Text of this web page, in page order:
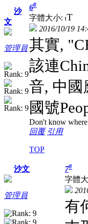
沙
文
管理員
6#
字體大小: tT
2016/10/19
其實,
該連
音, 中國
國號
Don't know
回覆 引用
TOP
沙文
管理員
7#
字體
有